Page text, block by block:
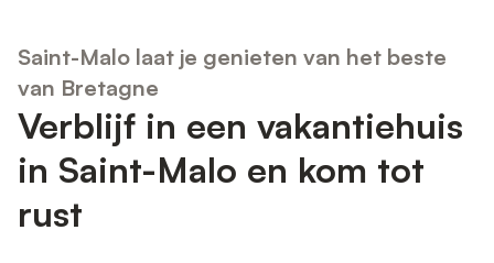
Saint-Malo laat je genieten van het beste
van Bretagne
Verblijf in een vakantiehuis
in Saint-Malo en kom tot
rust